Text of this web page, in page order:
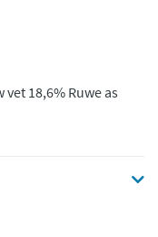
vet 18,6% Ruwe as